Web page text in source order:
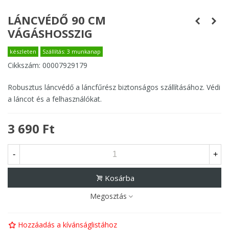
LÁNCVÉDŐ 90 CM
VÁGÁSHOSSZIG
készleten Szállítás: 3 munkanap
Cikkszám: 00007929179
Robusztus láncvédő a láncfűrész biztonságos szállításához. Védi
a láncot és a felhasználókat.
3 690 Ft
- +
Kosárba
Megosztás
Hozzáadás a kívánságlistához